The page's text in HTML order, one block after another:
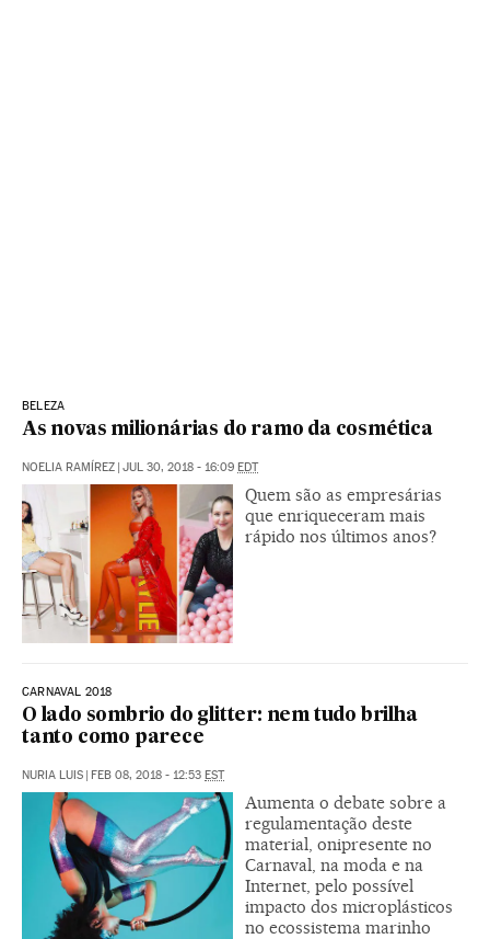
BELEZA
As novas milionárias do ramo da cosmética
NOELIA RAMÍREZ | JUL 30, 2018 - 16:09 EDT
Quem são as empresárias
que enriqueceram mais
rápido nos últimos anos?
CARNAVAL 2018
O lado sombrio do glitter: nem tudo brilha
tanto como parece
NURIA LUIS | FEB 08, 2018 - 12:53 EST
Aumenta o debate sobre a
regulamentação deste
material, onipresente no
Carnaval, na moda e na
Internet, pelo possível
impacto dos microplásticos
no ecossistema marinho